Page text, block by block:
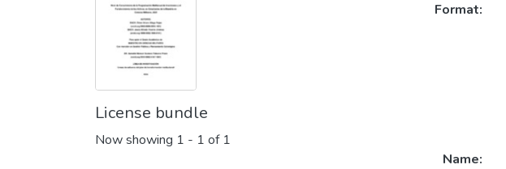
Format:
License bundle
Now showing 1 - 1 of 1
Name: